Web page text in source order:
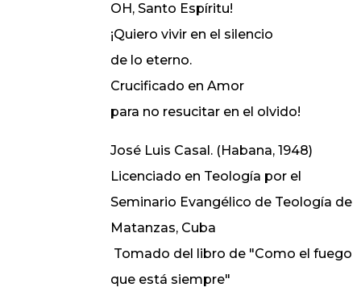
OH, Santo Espíritu!
¡Quiero vivir en el silencio
de lo eterno.
Crucificado en Amor
para no resucitar en el olvido!
José Luis Casal. (Habana, 1948)
Licenciado en Teología por el
Seminario Evangélico de Teología de
Matanzas, Cuba
Tomado del libro de "Como el fuego
que está siempre"